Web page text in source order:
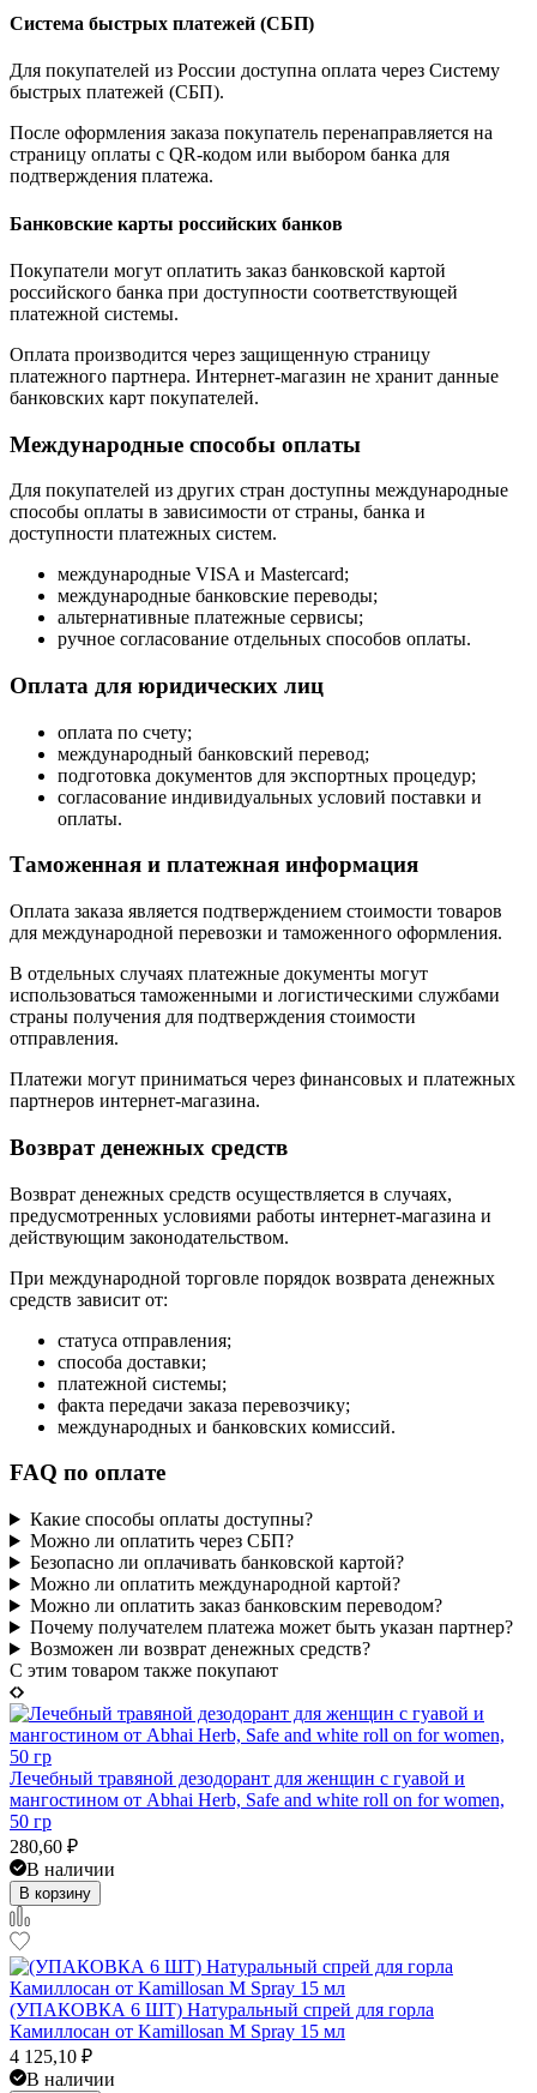
Система быстрых платежей (СБП)
Для покупателей из России доступна оплата через Систему
быстрых платежей (СБП).
После оформления заказа покупатель перенаправляется на
страницу оплаты с QR-кодом или выбором банка для
подтверждения платежа.
Банковские карты российских банков
Покупатели могут оплатить заказ банковской картой
российского банка при доступности соответствующей
платежной системы.
Оплата производится через защищенную страницу
платежного партнера. Интернет-магазин не хранит данные
банковских карт покупателей.
Международные способы оплаты
Для покупателей из других стран доступны международные
способы оплаты в зависимости от страны, банка и
доступности платежных систем.
международные VISA и Mastercard;
международные банковские переводы;
альтернативные платежные сервисы;
ручное согласование отдельных способов оплаты.
Оплата для юридических лиц
оплата по счету;
международный банковский перевод;
подготовка документов для экспортных процедур;
согласование индивидуальных условий поставки и
оплаты.
Таможенная и платежная информация
Оплата заказа является подтверждением стоимости товаров
для международной перевозки и таможенного оформления.
В отдельных случаях платежные документы могут
использоваться таможенными и логистическими службами
страны получения для подтверждения стоимости
отправления.
Платежи могут приниматься через финансовых и платежных
партнеров интернет-магазина.
Возврат денежных средств
Возврат денежных средств осуществляется в случаях,
предусмотренных условиями работы интернет-магазина и
действующим законодательством.
При международной торговле порядок возврата денежных
средств зависит от:
статуса отправления;
способа доставки;
платежной системы;
факта передачи заказа перевозчику;
международных и банковских комиссий.
FAQ по оплате
Какие способы оплаты доступны?
Можно ли оплатить через СБП?
Безопасно ли оплачивать банковской картой?
Можно ли оплатить международной картой?
Можно ли оплатить заказ банковским переводом?
Почему получателем платежа может быть указан партнер?
Возможен ли возврат денежных средств?
C этим товаром также покупают
Лечебный травяной дезодорант для женщин с гуавой и
мангостином от Abhai Herb, Safe and white roll on for women,
50 гр
280,60 ₽
В наличии
В корзину
(УПАКОВКА 6 ШТ) Натуральный спрей для горла
Камиллосан от Kamillosan M Spray 15 мл
4 125,10 ₽
В наличии